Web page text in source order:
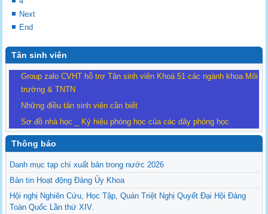
Next
End
Tân sinh viên
Group zalo CVHT hỗ trợ Tân sinh viên Khoá 51 các ngành khoa Môi
trường & TNTN
Những điều tân sinh viên cần biết
Sơ đồ nhà học _ Ký hiệu phòng học của các dãy phòng học
Thông báo
Danh mục tạp chí xuất bản trong nước 2026
Bản tin Hoạt động Đảng Ủy Khoa
Hội nghị Nghiên Cứu, Học Tập, Quán Triệt Nghị Quyết Đại Hội Đảng
Toàn Quốc Lần thứ XIV.